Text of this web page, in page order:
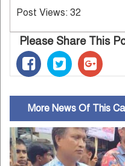
Post Views: 32
Please Share This
More News Of This